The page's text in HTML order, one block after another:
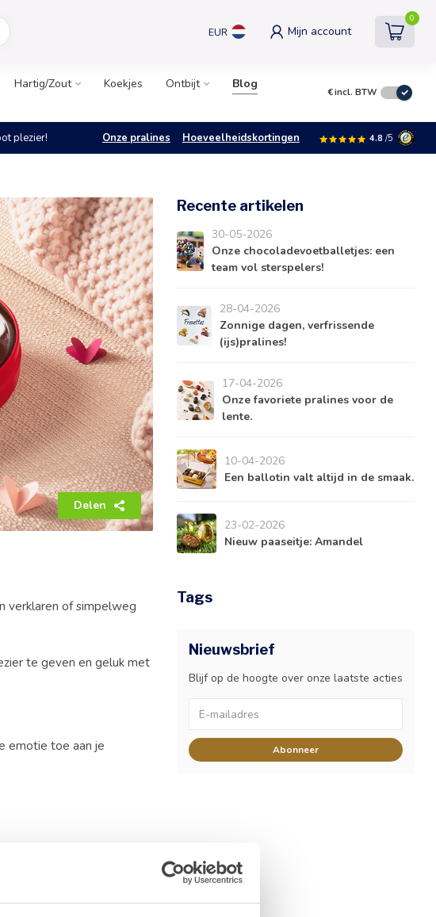
EUR Mijn account
0
Hartig/Zout Koekjes Ontbijt
Blog
€incl. BTW
plezier! Onze pralines Hoeveelheidskortingen 4.8 /5
Delen
verklaren of simpelweg
te geven en geluk met
emotie toe aan je
Recente artikelen
30-05-2026
Onze chocoladevoetballetjes: een
team vol sterspelers!
28-04-2026
Zonnige dagen, verfrissende
(ijs)pralines!
17-04-2026
Onze favoriete pralines voor de
lente.
10-04-2026
Een ballotin valt altijd in de smaak.
23-02-2026
Nieuw paaseitje: Amandel
Tags
Nieuwsbrief
Blijf op de hoogte over onze laatste acties
Abonneer